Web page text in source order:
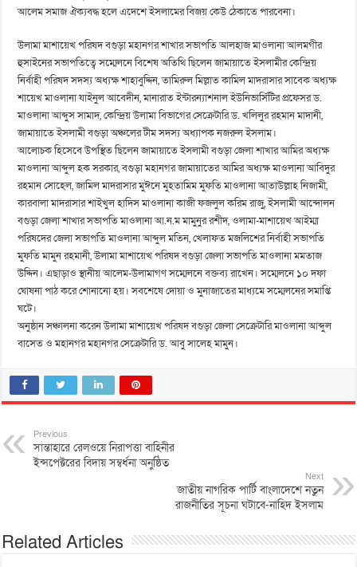
আলেম সমাজ ঐক্যবদ্ধ হলে এদেশে ইসলামের বিজয় কেউ ঠেকাতে পারবেনা।
উলামা মাশায়েখ পরিষদ বগুড়া মহানগর শাখার সভাপতি আলহাজ মাওলানা আলমগীর
হুসাইনের সভাপতিত্বে সম্মেলনে বিশেষ অতিথি ছিলেন জামায়াতে ইসলামীর কেন্দ্রিয়
নির্বাহী পরিষদ সদস্য অধ্যক্ষ শাহাবুদ্দিন, তামিরুল মিল্লাত কামিল মাদরাসার সাবেক অধ্যক্ষ
শায়েখ মাওলানা যাইনুল আবেদীন, মানারাত ইন্টারন্যাশনাল ইউনিভার্সিটির প্রফেসর ড.
মাওলানা আব্দুস সামাদ, কেন্দ্রিয় উলামা বিভাগের সেক্রেটারি ড. খলিলুর রহমান মাদানী,
জামায়াতে ইসলামী বগুড়া অঞ্চলের টীম সদস্য অধ্যাপক নজরুল ইসলাম।
আলোচক হিসেবে উপস্থিত ছিলেন জামায়াতে ইসলামী বগুড়া জেলা শাখার আমির অধ্যক্ষ
মাওলানা আব্দুল হক সরকার, বগুড়া মহানগর জামায়াতের আমির অধ্যক্ষ মাওলানা আবিদুর
রহমান সোহেল, জামিল মাদরাসার মুঈনে মুহতামিম মুফতি মাওলানা আতাউল্লাহ নিজামী,
কারবালা মাদরাসার শাইখুল হাদিস মাওলানা কাজী ফজলুল করিম রাজু, ইসলামী আন্দোলন
বগুড়া জেলা শাখার সভাপতি মাওলানা আ.ন.ম মামুনুর রশীদ, ওলামা-মাশায়েখ আইম্মা
পরিষদের জেলা সভাপতি মাওলানা আব্দুল মতিন, খেলাফত মজলিশের নির্বাহী সভাপতি
মুফতি মামুন রহমানী, উলামা মাশায়েখ পরিষদ বগুড়া জেলা সভাপতি মাওলানা মমতাজ
উদ্দিন। এছাড়াও স্থানীয় আলেম-উলামাগণ সম্মেলনে বক্তব্য রাখেন। সম্মেলনে ১০ দফা
ঘোষনা পাঠ করে শোনানো হয়। সবশেষে দোয়া ও মুনাজাতের মাধ্যমে সম্মেলনের সমাপ্তি
ঘটে।
অনুষ্ঠান সঞ্চালনা করেন উলামা মাশায়েখ পরিষদ বগুড়া জেলা সেক্রেটারি মাওলানা আব্দুল
বাসেত ও মহানগর মহানগর সেক্রেটারি ড. আবু সালেহ মামুন।
Previous
সান্তাহারে রেলওয়ে নিরাপত্তা বাহিনীর
ইন্সপেক্টরের বিদায় সম্বর্ধনা অনুষ্ঠিত
Next
জাতীয় নাগরিক পার্টি বাংলাদেশে নতুন
রাজনীতির সূচনা ঘটাবে-নাহিদ ইসলাম
Related Articles